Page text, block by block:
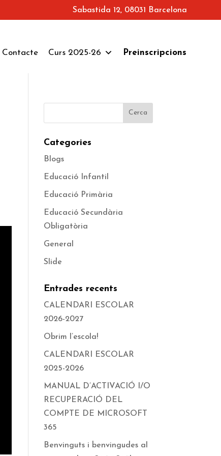
Sabastida 12, 08031 Barcelona
Contacte Curs 2025-26 Preinscripcions
Categories
Blogs
Educació Infantil
Educació Primària
Educació Secundària
Obligatòria
General
Slide
Entrades recents
CALENDARI ESCOLAR
2026-2027
Obrim l’escola!
CALENDARI ESCOLAR
2025-2026
MANUAL D’ACTIVACIÓ I/O
RECUPERACIÓ DEL
COMPTE DE MICROSOFT
365
Benvinguts i benvingudes al